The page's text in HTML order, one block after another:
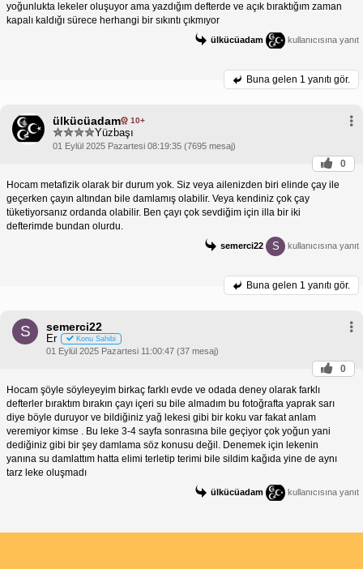
yoğunlukta lekeler oluşuyor ama yazdığım defterde ve açık bıraktığım zaman
kapalı kaldığı sürece herhangi bir sıkıntı çıkmıyor
ülkücüadam kullanıcısına yanıt
Buna gelen 1 yanıtı gör.
ülkücüadam 10+
Yüzbaşı
01 Eylül 2025 Pazartesi 08:19:35 (7695 mesaj)
0
Hocam metafizik olarak bir durum yok. Siz veya ailenizden biri elinde çay ile
geçerken çayın altından bile damlamış olabilir. Veya kendiniz çok çay
tüketiyorsanız ordanda olabilir. Ben çayı çok sevdiğim için illa bir iki
defterimde bundan olurdu.
semerci22 S kullanıcısına yanıt
Buna gelen 1 yanıtı gör.
S semerci22
Er Konu Sahibi
01 Eylül 2025 Pazartesi 11:00:47 (37 mesaj)
0
Hocam şöyle söyleyeyim birkaç farklı evde ve odada deney olarak farklı
defterler bıraktım bırakın çayı içeri su bile almadım bu fotoğrafta yaprak sarı
diye böyle duruyor ve bildiğiniz yağ lekesi gibi bir koku var fakat anlam
veremiyor kimse . Bu leke 3-4 sayfa sonrasına bile geçiyor çok yoğun yani
dediğiniz gibi bir şey damlama söz konusu değil. Denemek için lekenin
yanına su damlattım hatta elimi terletip terimi bile sildim kağıda yine de aynı
tarz leke oluşmadı
ülkücüadam kullanıcısına yanıt